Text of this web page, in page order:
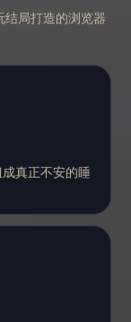
局打造的浏览器
真正不安的睡